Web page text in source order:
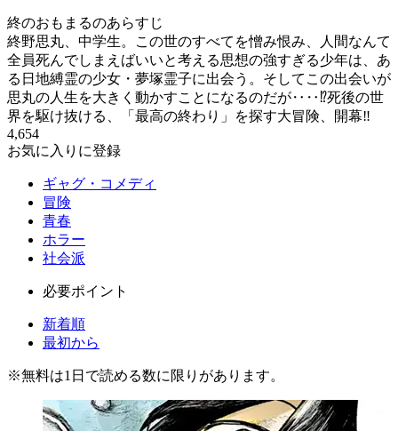
終のおもまるのあらすじ
終野思丸、中学生。この世のすべてを憎み恨み、人間なんて
全員死んでしまえばいいと考える思想の強すぎる少年は、あ
る日地縛霊の少女・夢塚霊子に出会う。そしてこの出会いが
思丸の人生を大きく動かすことになるのだが‥‥⁉死後の世
界を駆け抜ける、「最高の終わり」を探す大冒険、開幕‼
4,654
お気に入りに登録
ギャグ・コメディ
冒険
青春
ホラー
社会派
必要ポイント
新着順
最初から
※無料は1日で読める数に限りがあります。